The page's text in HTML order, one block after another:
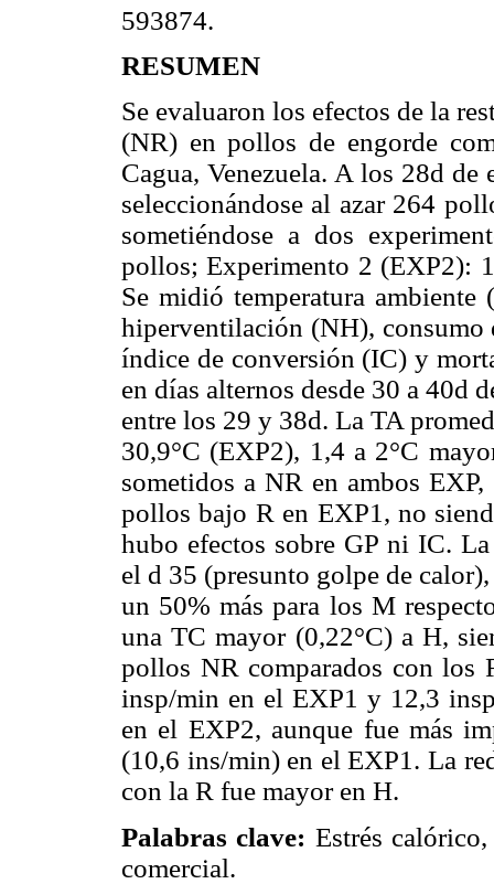
593874.
RESUMEN
Se evaluaron los efectos de la
(NR) en pollos de engorde
Cagua, Venezuela. A los 28d
seleccionándose al azar 264
sometiéndose a dos
pollos; Experimento 2 (EXP2):
Se midió temperatura
hiperventilación (NH), consumo
índice de conversión (IC) y
en días alternos desde 30 a 40d
entre los 29 y 38d. La TA
30,9°C (EXP2), 1,4 a 2°C
sometidos a NR en ambos
pollos bajo R en EXP1, no
hubo efectos sobre GP ni IC.
el d 35 (presunto golpe de
un 50% más para los M
una TC mayor (0,22°C) a H,
pollos NR comparados con los
insp/min en el EXP1 y 12,3
en el EXP2, aunque fue más
(10,6 ins/min) en el EXP1. La
con la R fue mayor en H.
Palabras clave: Estrés
comercial.